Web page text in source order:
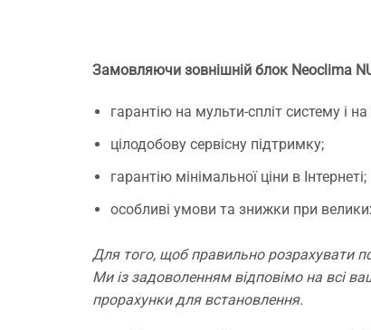
Замовляючи зовнішній блок Neoclima
гарантію на мульти-спліт систему і
цілодобову сервісну підтримку;
гарантію мінімальної ціни в Інтернеті;
особливі умови та знижки при
Для того, щоб правильно розрахувати
Ми із задоволенням відповімо на всі
прорахунки для встановлення.